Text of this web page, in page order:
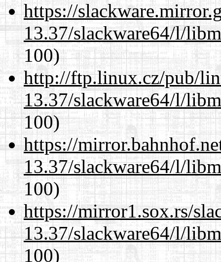
https://
13.37/slackware64/l/
100)
http://ftp.linux.cz/pub/
13.37/slackware64/l/
100)
https://
13.37/slackware64/l/
100)
https://mirror1.sox.rs/
13.37/slackware64/l/
100)